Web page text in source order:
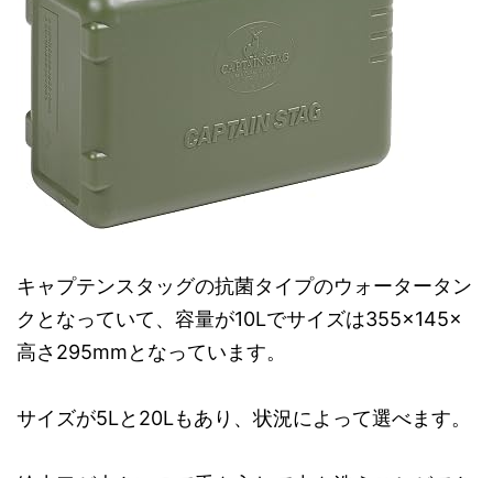
キャプテンスタッグの抗菌タイプのウォータータン
クとなっていて、容量が10Lでサイズは355×145×
高さ295mmとなっています。
サイズが5Lと20Lもあり、状況によって選べます。